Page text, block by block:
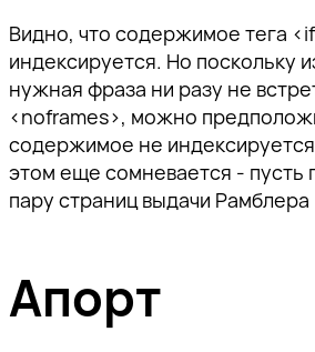
Видно, что содержимое тега
индексируется. Но поскольку
нужная фраза ни разу не
<noframes>, можно
содержимое не
этом еще сомневается - пусть
пару страниц выдачи Рамблера
Апорт